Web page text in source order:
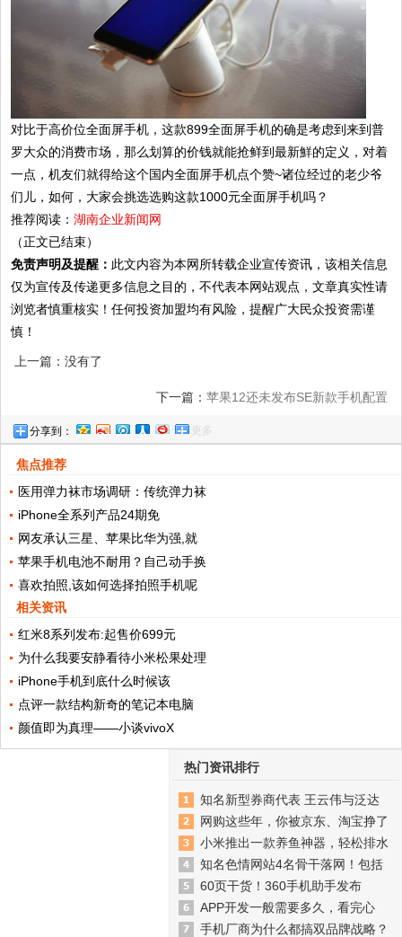
对比于高价位全面屏手机，这款899全面屏手机的确是考虑到来到普
罗大众的消费市场，那么划算的价钱就能抢鲜到最新鮮的定义，对着
一点，机友们就得给这个国内全面屏手机点个赞~诸位经过的老少爷
们儿，如何，大家会挑选选购这款1000元全面屏手机吗？
推荐阅读：湖南企业新闻网
（正文已结束）
免责声明及提醒： 此文内容为本网所转载企业宣传资讯，该相关信息
仅为宣传及传递更多信息之目的，不代表本网站观点，文章真实性请
浏览者慎重核实！任何投资加盟均有风险，提醒广大民众投资需谨
慎！
上一篇：没有了
下一篇： 苹果12还未发布SE新款手机配置
分享到： 更多
焦点推荐
医用弹力袜市场调研：传统弹力袜
iPhone全系列产品24期免
网友承认三星、苹果比华为强,就
苹果手机电池不耐用？自己动手换
喜欢拍照,该如何选择拍照手机呢
相关资讯
红米8系列发布:起售价699元
为什么我要安静看待小米松果处理
iPhone手机到底什么时候该
点评一款结构新奇的笔记本电脑
颜值即为真理——小谈vivoX
热门资讯排行
知名新型券商代表 王云伟与泛达
网购这些年，你被京东、淘宝挣了
小米推出一款养鱼神器，轻松排水
知名色情网站4名骨干落网！包括
60页干货！360手机助手发布
APP开发一般需要多久，看完心
手机厂商为什么都搞双品牌战略？